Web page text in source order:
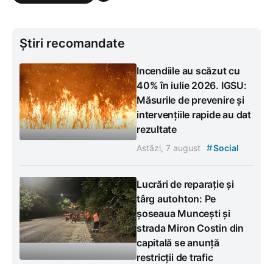
Știri recomandate
Incendiile au scăzut cu
40% în iulie 2026. IGSU:
Măsurile de prevenire și
intervențiile rapide au dat
rezultate
Astăzi, 7 august #Social
Lucrări de reparație și
târg autohton: Pe
șoseaua Muncești și
strada Miron Costin din
capitală se anunță
restricții de trafic